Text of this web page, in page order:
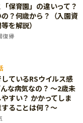
「保育園」の違いって？
？何歳から？（入園資
を解説）
復帰
ているRSウイルス感
な病気なの？ ～2歳未
すい？ かかってしま
ることは何？～